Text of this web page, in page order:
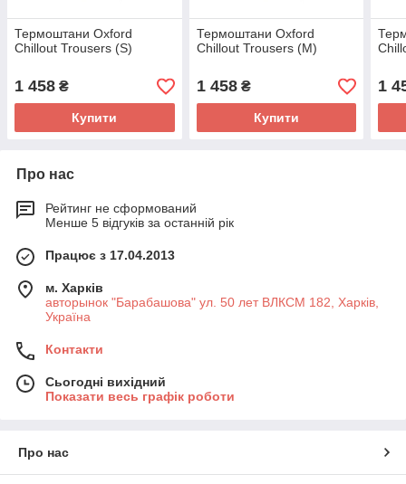
Термоштани Oxford
Chillout Trousers (S)
1 458 ₴
Купити
Термоштани Oxford
Chillout Trousers (M)
1 458₴
Купити
1
Про нас
Рейтинг не сформований
Менше 5 відгуків за останній рік
Працює з 17.04.2013
м. Харків
авторынок "Барабашова" ул. 50 лет ВЛКСМ 182, Харків,
Україна
Контакти
Сьогодні вихідний
Показати весь графік роботи
Про нас